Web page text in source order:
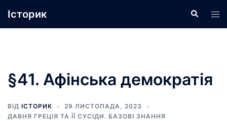
доІсторик Пошук
§41. Афінська демократія
ВІД ІСТОРИК
29 ЛИСТОПАДА, 2023
ДАВНЯ ГРЕЦІЯ ТА ЇЇ СУСІДИ. БАЗОВІ ЗНАННЯ